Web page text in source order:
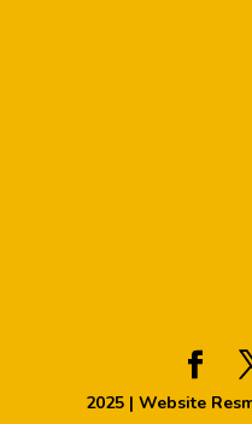
2025 | Website